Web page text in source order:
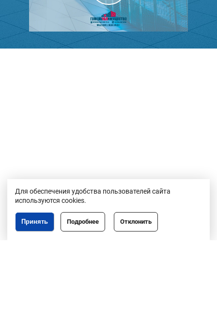
Для обеспечения удобства пользователей сайта
используются cookies.
Отклонить
Подробнее
Принять